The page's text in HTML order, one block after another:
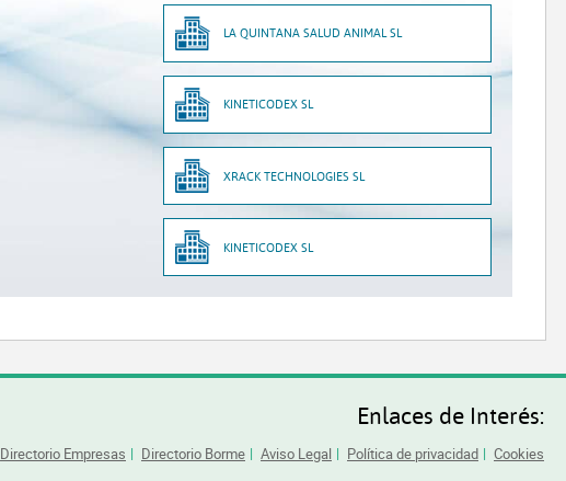
LA QUINTANA SALUD ANIMAL SL
KINETICODEX SL
XRACK TECHNOLOGIES SL
KINETICODEX SL
Enlaces de Interés:
Directorio Empresas Directorio Borme Aviso Legal Política de privacidad Cookies